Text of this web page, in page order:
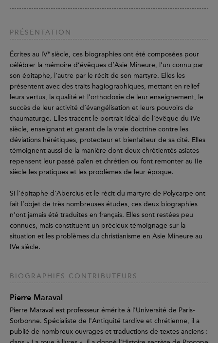
PRÉSENTATION
Écrites au IVe siècle, ces biographies ont été composées pour
célébrer la mémoire d’évêques d’Asie Mineure, l’un connu par
son épitaphe, l’autre par le récit de son martyre. Elles les
présentent avec des traits hagiographiques, mettant en relief
leurs vertus, la qualité et l’orthodoxie de leur enseignement, le
succès de leur activité d’évangélisation et leurs pouvoirs de
thaumaturge. Elles tracent le portrait idéal de l’évêque du IVe
siècle, enseignant et garant de la vraie doctrine contre les
déviations hérétiques, protecteur et bienfaiteur de sa cité. Elles
témoignent aussi de la manière dont deux chrétientés asiates
repensent leur passé païen et chrétien ou font remonter au IIe
siècle les pratiques et les problèmes de leur époque.
Si l’épitaphe d’Abercius et le récit du martyre de Polycarpe ont
fait l’objet de très nombreuses études, ces deux biographies
n’ont jamais été traduites en français. Elles sont restées peu
connues, mais constituent un précieux témoignage sur la
situation et les problèmes du christianisme en Asie Mineure au
IVe siècle.
BIOGRAPHIES CONTRIBUTEURS
Pierre Maraval
Pierre Maraval est professeur émérite à l'Université de Paris-
Sorbonne. Spécialiste de l'Antiquité tardive et chrétienne, il a
publié de nombreux ouvrages et traductions de textes anciens :